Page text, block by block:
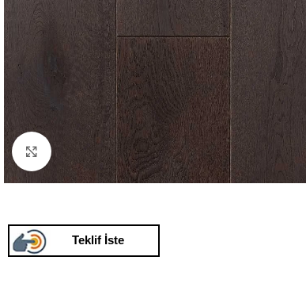
Click to enlarge
Teklif İste